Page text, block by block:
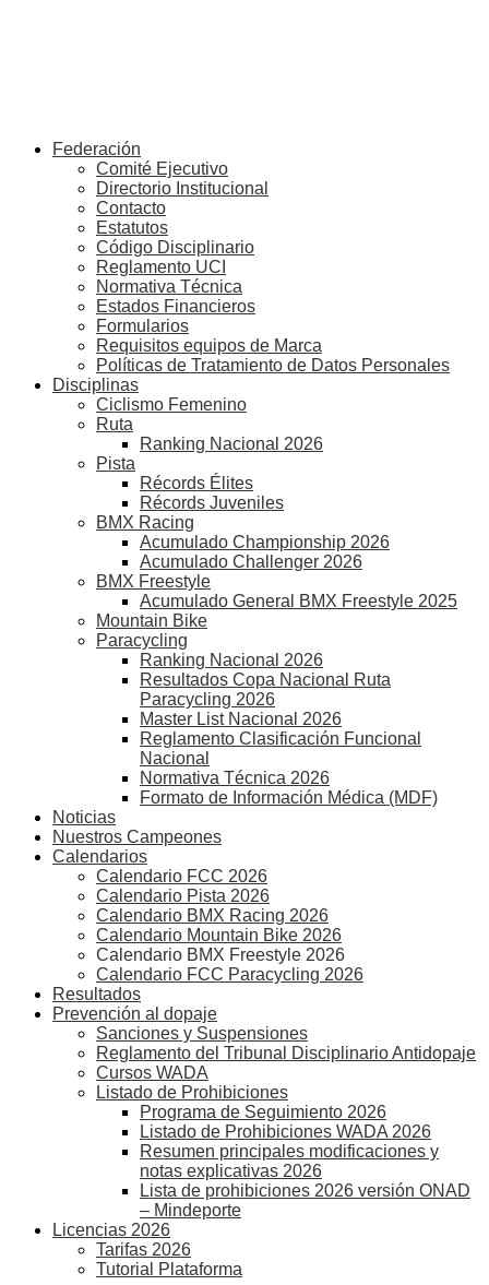
Federación
Comité Ejecutivo
Directorio Institucional
Contacto
Estatutos
Código Disciplinario
Reglamento UCI
Normativa Técnica
Estados Financieros
Formularios
Requisitos equipos de Marca
Políticas de Tratamiento de Datos Personales
Disciplinas
Ciclismo Femenino
Ruta
Ranking Nacional 2026
Pista
Récords Élites
Récords Juveniles
BMX Racing
Acumulado Championship 2026
Acumulado Challenger 2026
BMX Freestyle
Acumulado General BMX Freestyle 2025
Mountain Bike
Paracycling
Ranking Nacional 2026
Resultados Copa Nacional Ruta
Paracycling 2026
Master List Nacional 2026
Reglamento Clasificación Funcional
Nacional
Normativa Técnica 2026
Formato de Información Médica (MDF)
Noticias
Nuestros Campeones
Calendarios
Calendario FCC 2026
Calendario Pista 2026
Calendario BMX Racing 2026
Calendario Mountain Bike 2026
Calendario BMX Freestyle 2026
Calendario FCC Paracycling 2026
Resultados
Prevención al dopaje
Sanciones y Suspensiones
Reglamento del Tribunal Disciplinario Antidopaje
Cursos WADA
Listado de Prohibiciones
Programa de Seguimiento 2026
Listado de Prohibiciones WADA 2026
Resumen principales modificaciones y
notas explicativas 2026
Lista de prohibiciones 2026 versión ONAD
– Mindeporte
Licencias 2026
Tarifas 2026
Tutorial Plataforma